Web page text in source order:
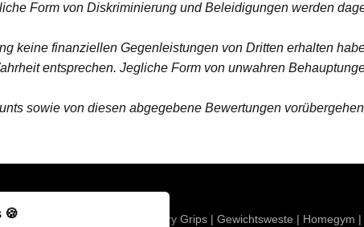
Form von Diskriminierung und Beleidigungen werden
keine finanziellen Gegenleistungen von Dritten erhalten
entsprechen. Jegliche Form von unwahren
sowie von diesen abgegebene Bewertungen
Victory Grips | Gewichtsweste | Homegym |
🍪